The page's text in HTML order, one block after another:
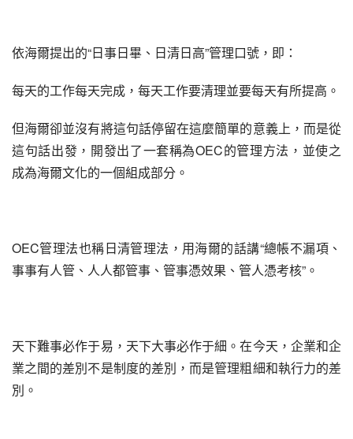
依海爾提出的“日事日畢、日清日高”管理口號，即：
每天的工作每天完成，每天工作要清理並要每天有所提高。
但海爾卻並沒有將這句話停留在這麼簡單的意義上，而是從
這句話出發，開發出了一套稱為OEC的管理方法，並使之
成為海爾文化的一個組成部分。
OEC管理法也稱日清管理法，用海爾的話講“總帳不漏項、
事事有人管、人人都管事、管事憑效果、管人憑考核”。
天下難事必作于易，天下大事必作于細。在今天，企業和企
業之間的差別不是制度的差別，而是管理粗細和執行力的差
別。